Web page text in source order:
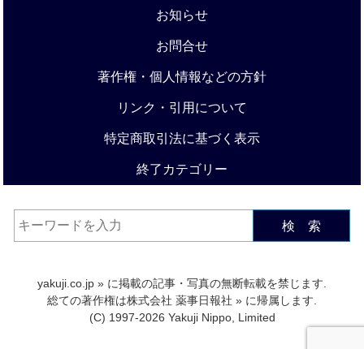
お知らせ
お問合せ
著作権・個人情報などの方針
リンク・引用について
特定商取引法に基づく表示
終了カテゴリー
検 索
yakuji.co.jp » に掲載の記事・写真の無断転載を禁じます.
総ての著作権は株式会社 薬事日報社 » に帰属します.
(C) 1997-2026 Yakuji Nippo, Limited